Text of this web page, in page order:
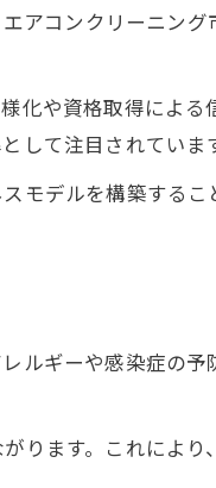
アコンクリーニン
化や資格取得による
して注目されていま
モデルを構築するこ
ルギーや感染症の予
ります。これにより